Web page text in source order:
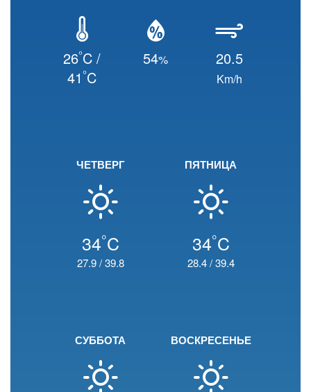
26°C /
41°C
54% 20.5
Km/h
ЧЕТВЕРГ
34°C
27.9/39.8
ПЯТНИЦА
34°C
28.4/39.4
СУББОТА ВОСКРЕСЕНЬЕ